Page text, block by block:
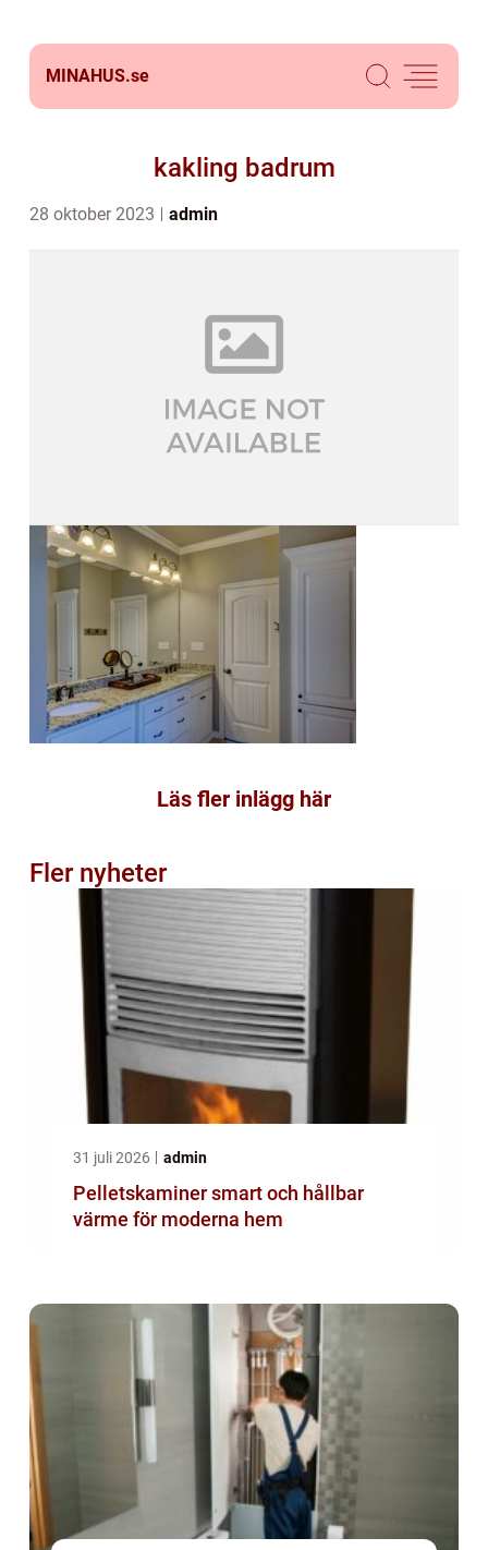
MINAHUS.se
kakling badrum
28 oktober 2023 admin
Läs fler inlägg här
Fler nyheter
31 juli 2026 admin
Pelletskaminer smart och hållbar
värme för moderna hem